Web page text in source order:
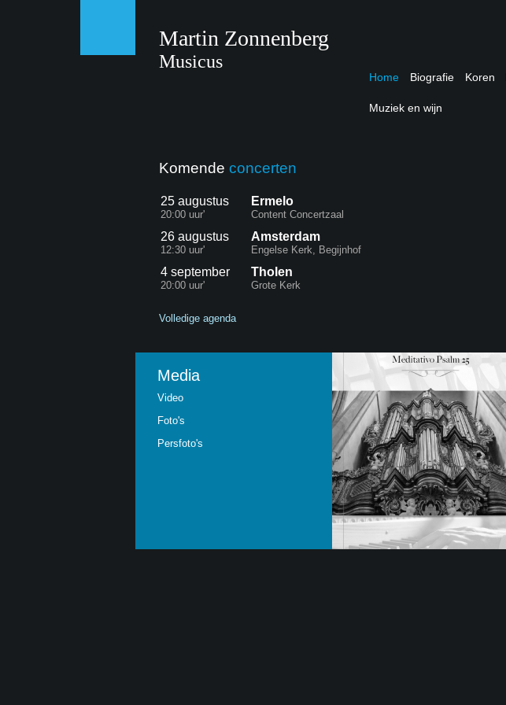
Martin Zonnenberg
Musicus
Home Biografie Koren
Muziek en wijn
Komende concerten
25 augustus
20:00 uur'
Ermelo
Content Concertzaal
26 augustus
12:30 uur'
Amsterdam
Engelse Kerk, Begijnhof
4 september
20:00 uur'
Tholen
Grote Kerk
Volledige agenda
Media
Video
Foto's
Persfoto's